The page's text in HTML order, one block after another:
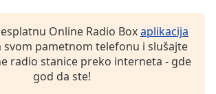
Online Radio Boxaplikacija
svom pametnom telefonu i slušajte
radio stanice preko interneta - gde
god da ste!